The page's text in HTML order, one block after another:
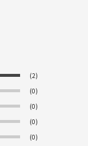
(2)
(0)
(0)
(0)
(0)